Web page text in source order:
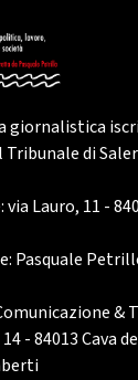
giornalistica
di
Lauro, 11 -
Pasquale
&
- 84013 Cava